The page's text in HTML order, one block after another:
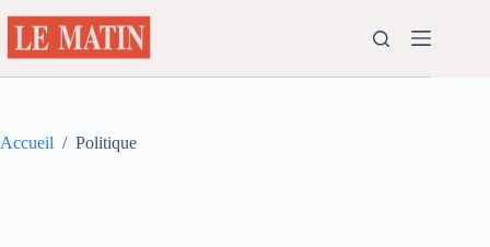
au
contenu
Accueil / Politique